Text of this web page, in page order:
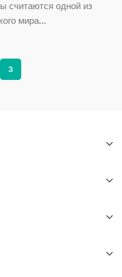
считаются одной из
мира...
3